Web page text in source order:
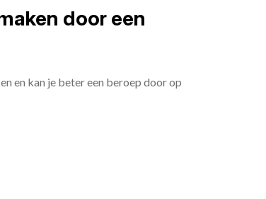
door een
en kan je beter een beroep door op